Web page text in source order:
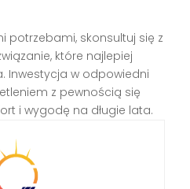
potrzebami, skonsultuj się z
które najlepiej
Inwestycja w odpowiedni
z pewnością się
i wygodę na długie lata.